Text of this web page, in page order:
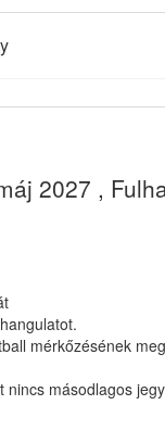
2027 ,
mérkőzésének
nincs másodlagos jegy